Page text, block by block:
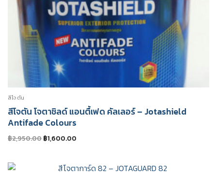
สีโจตัน
สีโจตัน โจตาชิลด์ แอนตื้เฟด คัลเลอร์ – Jotashield
Antifade Colours
฿2,950.00 Original
price
฿1,600.00